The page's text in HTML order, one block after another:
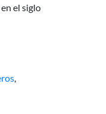
el siglo
,